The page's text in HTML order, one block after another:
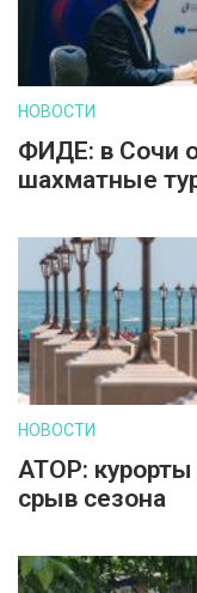
НОВОСТИ
ФИДЕ: в Сочи
шахматные
НОВОСТИ
АТОР:
срыв сезона